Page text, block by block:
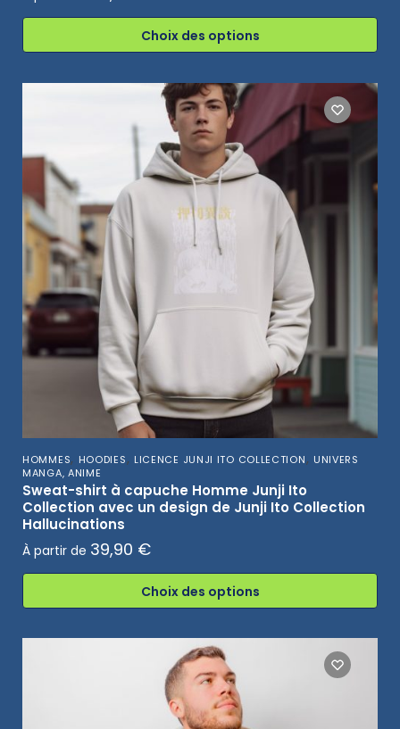
Choix des options
HOMMES, HOODIES, LICENCE JUNJI ITO COLLECTION, UNIVERS
MANGA, ANIME
Sweat-shirt à capuche Homme Junji Ito
Collection avec un design de Junji Ito Collection
Hallucinations
À partir de 39,90 €
Choix des options